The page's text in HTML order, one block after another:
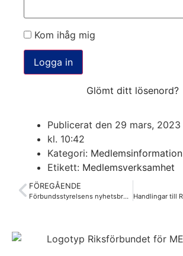
Kom ihåg mig
Glömt ditt lösenord?
Publicerat den 29 mars, 2023
kl. 10:42
Kategori: Medlemsinformation
Etikett: Medlemsverksamhet
FÖREGÅENDE
Förbundsstyrelsens nyhetsbrev mars 2023